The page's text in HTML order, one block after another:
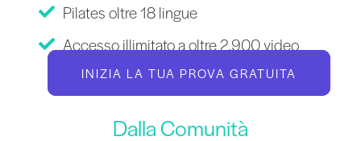
Pilates oltre 18 lingue
Accesso illimitato a oltre 2.900 video
INIZIA LA TUA PROVA GRATUITA
Dalla Comunità